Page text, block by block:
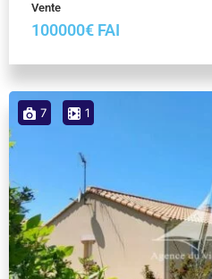
Vente
100000€ FAI
7 1